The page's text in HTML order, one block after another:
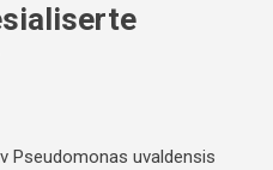
Pseudomonas uvaldensis